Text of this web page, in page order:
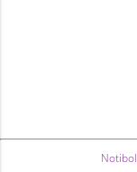
Notibol